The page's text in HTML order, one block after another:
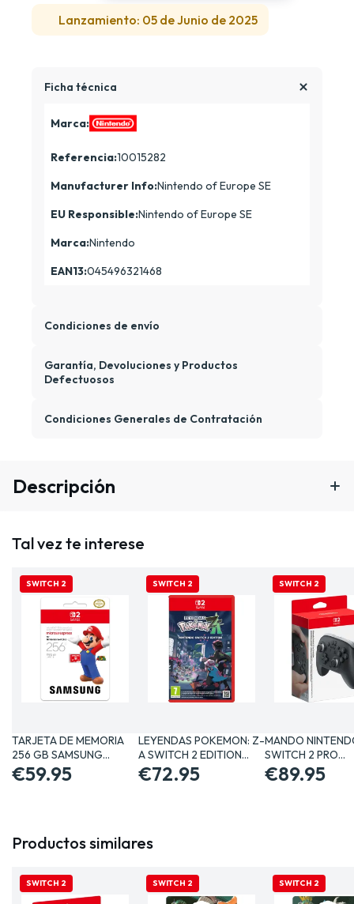
Lanzamiento: 05 de Junio de 2025
Ficha técnica
Marca:
Referencia:10015282
Manufacturer Info:Nintendo of Europe SE
EU Responsible:Nintendo of Europe SE
Marca:Nintendo
EAN13:045496321468
Condiciones de envío
Garantía, Devoluciones y Productos
Defectuosos
Condiciones Generales de Contratación
Descripción
Tal vez te interese
SWITCH 2
TARJETA DE MEMORIA
256 GB SAMSUNG
MICRO SD…
€59.95
SWITCH 2
LEYENDAS POKEMON: Z-
A SWITCH 2 EDITION
JUEGO…
€72.95
SWITCH 2
MANDO
SWITCH 2 PRO
CONTROLLER
€89.95
Productos similares
SWITCH 2 SWITCH 2 SWITCH 2